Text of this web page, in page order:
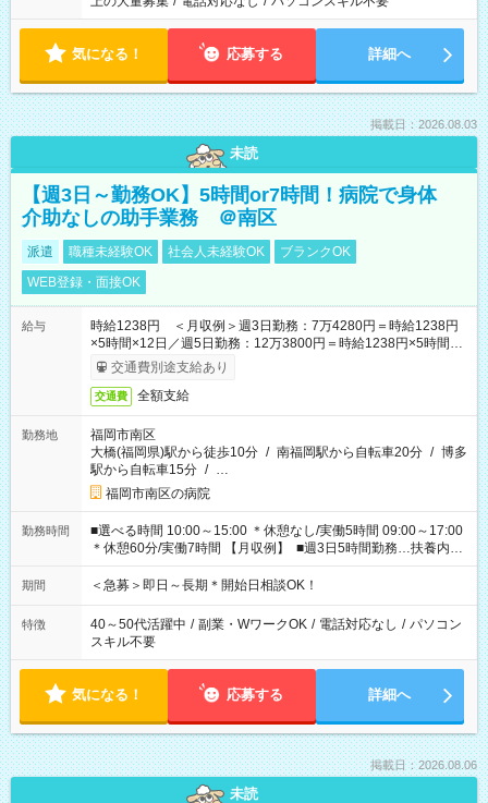
気になる！ 応募する 詳細へ
掲載日：2026.08.03
未読
【週3日～勤務OK】5時間or7時間！病院で身体
介助なしの助手業務 ＠南区
派遣 職種未経験OK 社会人未経験OK
ブランクOK
WEB登録・面接OK
給与
時給1238円 ＜月収例＞週3日勤務：7万4280円＝時給1238円
×5時間×12日／週5日勤務：12万3800円＝時給1238円×5時間
×20日★前払い制度あり（会社規定内）
交通費別途支給あり
交通費 全額支給
勤務地
福岡市南区
大橋(福岡県)駅から徒歩10分 / 南福岡駅から自転車20分 / 博多
駅から自転車15分 / …
福岡市南区の病院
勤務時間
■選べる時間 10:00～15:00 ＊休憩なし/実働5時間 09:00～17:00
＊休憩60分/実働7時間 【月収例】 ■週3日5時間勤務…扶養内可
能 74,280円（時給1238円×5時間×12日） ■週3日7時間勤務
103,992円（時給1238円×7時間×12日） ■週5日5時間勤務
173,320円（時給1238円×7時間×20日）
期間 ＜急募＞即日～長期＊開始日相談OK！
特徴 40～50代活躍中 / 副業・WワークOK / 電話対応なし / パソコン
スキル不要
気になる！ 応募する 詳細へ
掲載日：2026.08.06
未読